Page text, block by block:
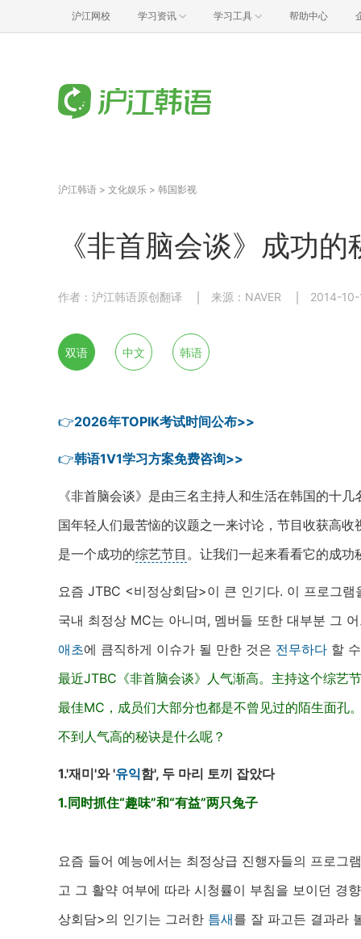
沪江网校 学习资讯 学习工具 帮助中心
沪江韩语 > 文化娱乐 > 韩国影视
《非首脑会谈》成功
作者：沪江韩语原创翻译 来源：NAVER 2014-
双语 中文 韩语
👉2026年TOPIK考试时间公布>>
👉韩语1V1学习方案免费咨询>>
《非首脑会谈》是由三名主持人和生活在韩国的十
国年轻人们最苦恼的议题之一来讨论，节目收获高
是一个成功的综艺节目 。让我们一起来看看它的成功
요즘 JTBC <비정상회담>이 큰 인기다. 이 프로그
국내 최정상 MC는 아니며, 멤버들 또한 대부분 그
애초에 큼직하게 이슈가 될 만한 것은 전무하다 할
最近JTBC《非首脑会谈》人气渐高。主持这个综艺
最佳MC，成员们大部分也都是不曾见过的陌生面孔
不到人气高的秘诀是什么呢？
1.'재미'와 '유익함', 두 마리 토끼 잡았다
1.同时抓住“趣味”和“有益”两只兔子
요즘 들어 예능에서는 최정상급 진행자들의 프로그
고 그 활약 여부에 따라 시청률이 부침을 보이던 경
상회담>의 인기는 그러한 틈새를 잘 파고든 결과라